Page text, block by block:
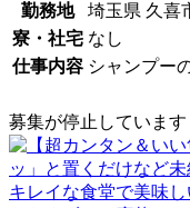
勤務地
埼玉県 久喜
寮・社宅 なし
仕事内容 シャンプー
募集が停止しています